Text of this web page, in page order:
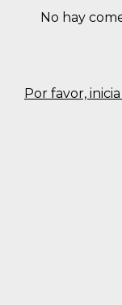
Por favor,
No hay